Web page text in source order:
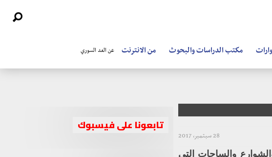
مكتب الدراسات والبحوث من الانترنت عن الغد السوري
28 سبتمبر، 2017
والساحات التي
تابعونا على فيسبوك